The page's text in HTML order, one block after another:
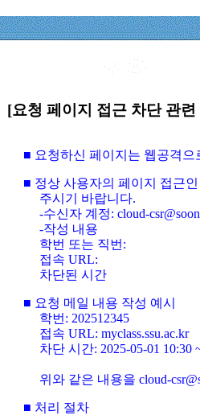
[요청 페이지 접근 차단 관
■ 요청하신 페이지는 웹공격
■ 정상 사용자의 페이지 접근
주시기 바랍니다.
-수신자 계정: cloud-
-작성 내용
학번 또는 직번:
접속 URL:
차단된 시간
■ 요청 메일 내용 작성 예시
학번: 202512345
접속 URL: myclass.ssu.ac.kr
차단 시간: 2025-05-01 10:30
위와 같은 내용을 cloud-
■ 처리 절차